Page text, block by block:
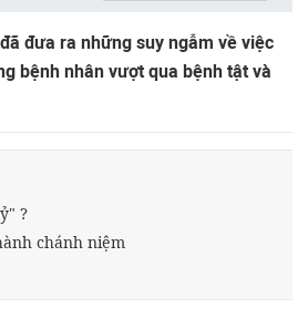
đưa ra những suy ngẫm về việc
bệnh nhân vượt qua bệnh tật và
?
chánh niệm